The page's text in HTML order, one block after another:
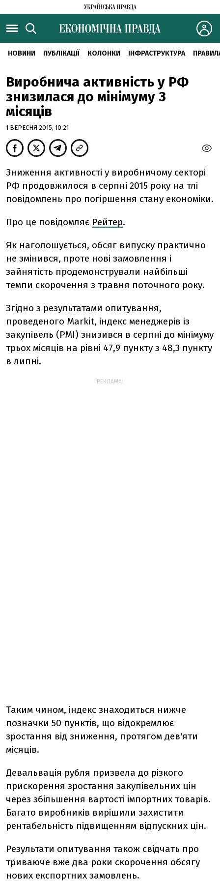
НОВИНИ ПУБЛІКАЦІЇ КОЛОНКИ ІНФРАСТРУКТУРА
Виробнича активність у РФ
знизилася до мінімуму 3
місяців
1 ВЕРЕСНЯ 2015, 10:21
Зниження активності у виробничому секторі
РФ продовжилося в серпні 2015 року на тлі
повідомлень про погіршення стану економіки.
Про це повідомляє Рейтер.
Як наголошується, обсяг випуску практично
не змінився, проте нові замовлення і
зайнятість продемонстрували найбільші
темпи скорочення з травня поточного року.
Згідно з результатами опитування,
проведеного Markit, індекс менеджерів із
закупівель (PMI) знизився в серпні до мінімуму
трьох місяців на рівні 47,9 пункту з 48,3 пункту
в липні.
РЕКЛАМА:
Таким чином, індекс знаходиться нижче
позначки 50 пунктів, що відокремлює
зростання від зниження, протягом дев'яти
місяців.
Девальвація рубля призвела до різкого
прискорення зростання закупівельних цін
через збільшення вартості імпортних товарів.
Багато виробників вирішили захистити
рентабельність підвищенням відпускних цін.
Результати опитування також свідчать про
триваюче вже два роки скорочення обсягу
нових експортних замовлень.